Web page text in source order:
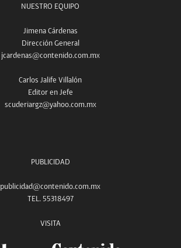
NUESTRO EQUIPO
Jimena Cárdenas
Dirección General
jcardenas@contenido.com.mx
Carlos Jalife Villalón
Editor en Jefe
scuderiargz@yahoo.com.mx
PUBLICIDAD
publicidad@contenido.com.mx
TEL. 55318497
VISITA